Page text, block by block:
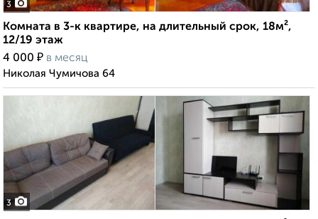
3
Комната в 3-к квартире, на длительный срок, 18м²,
12/19 этаж
4 000 ₽ в месяц
Николая Чумичова 64
3